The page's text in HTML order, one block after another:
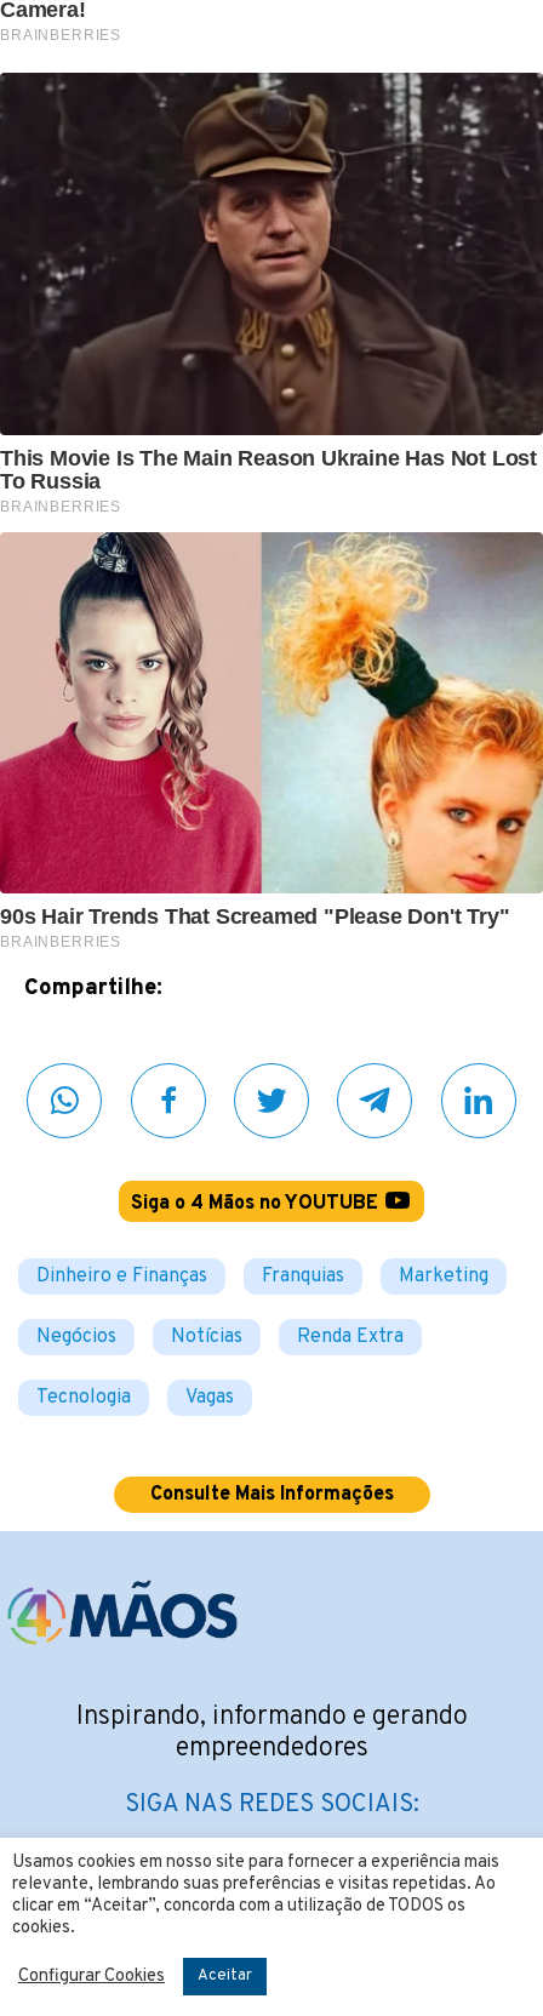
Compartilhe:
Siga o 4 Mãos no YOUTUBE
Dinheiro e Finanças Franquias Marketing
Negócios Notícias Renda Extra
Tecnologia Vagas
Consulte Mais Informações
Usamos cookies em nosso site para fornecer a experiência mais
relevante, lembrando suas preferências e visitas repetidas. Ao
clicar em “Aceitar”, concorda com a utilização de TODOS os
cookies.
Configurar Cookies Aceitar
Inspirando, informando e gerando
empreendedores
SIGA NAS REDES SOCIAIS:
CONTATO: